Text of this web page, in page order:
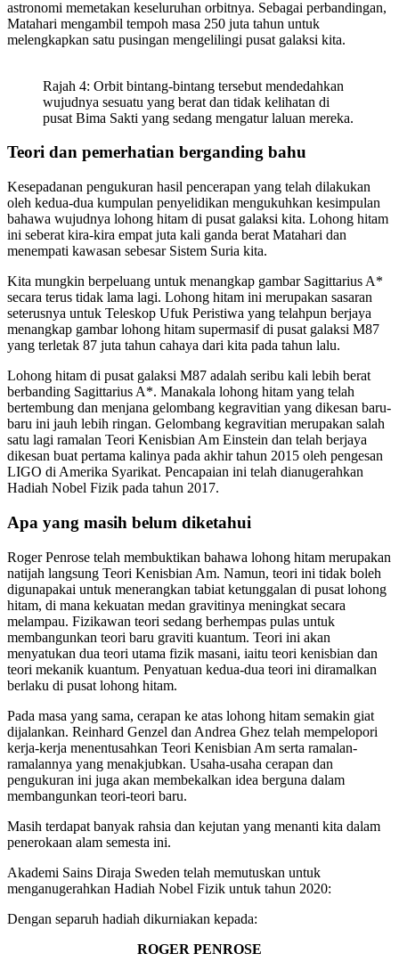
astronomi memetakan keseluruhan orbitnya. Sebagai perbandingan,
Matahari mengambil tempoh masa 250 juta tahun untuk
melengkapkan satu pusingan mengelilingi pusat galaksi kita.
Rajah 4: Orbit bintang-bintang tersebut mendedahkan
wujudnya sesuatu yang berat dan tidak kelihatan di
pusat Bima Sakti yang sedang mengatur laluan mereka.
Teori dan pemerhatian berganding bahu
Kesepadanan pengukuran hasil pencerapan yang telah dilakukan
oleh kedua-dua kumpulan penyelidikan mengukuhkan kesimpulan
bahawa wujudnya lohong hitam di pusat galaksi kita. Lohong hitam
ini seberat kira-kira empat juta kali ganda berat Matahari dan
menempati kawasan sebesar Sistem Suria kita.
Kita mungkin berpeluang untuk menangkap gambar Sagittarius A*
secara terus tidak lama lagi. Lohong hitam ini merupakan sasaran
seterusnya untuk Teleskop Ufuk Peristiwa yang telahpun berjaya
menangkap gambar lohong hitam supermasif di pusat galaksi M87
yang terletak 87 juta tahun cahaya dari kita pada tahun lalu.
Lohong hitam di pusat galaksi M87 adalah seribu kali lebih berat
berbanding Sagittarius A*. Manakala lohong hitam yang telah
bertembung dan menjana gelombang kegravitian yang dikesan baru-
baru ini jauh lebih ringan. Gelombang kegravitian merupakan salah
satu lagi ramalan Teori Kenisbian Am Einstein dan telah berjaya
dikesan buat pertama kalinya pada akhir tahun 2015 oleh pengesan
LIGO di Amerika Syarikat. Pencapaian ini telah dianugerahkan
Hadiah Nobel Fizik pada tahun 2017.
Apa yang masih belum diketahui
Roger Penrose telah membuktikan bahawa lohong hitam merupakan
natijah langsung Teori Kenisbian Am. Namun, teori ini tidak boleh
digunapakai untuk menerangkan tabiat ketunggalan di pusat lohong
hitam, di mana kekuatan medan gravitinya meningkat secara
melampau. Fizikawan teori sedang berhempas pulas untuk
membangunkan teori baru graviti kuantum. Teori ini akan
menyatukan dua teori utama fizik masani, iaitu teori kenisbian dan
teori mekanik kuantum. Penyatuan kedua-dua teori ini diramalkan
berlaku di pusat lohong hitam.
Pada masa yang sama, cerapan ke atas lohong hitam semakin giat
dijalankan. Reinhard Genzel dan Andrea Ghez telah mempelopori
kerja-kerja menentusahkan Teori Kenisbian Am serta ramalan-
ramalannya yang menakjubkan. Usaha-usaha cerapan dan
pengukuran ini juga akan membekalkan idea berguna dalam
membangunkan teori-teori baru.
Masih terdapat banyak rahsia dan kejutan yang menanti kita dalam
penerokaan alam semesta ini.
Akademi Sains Diraja Sweden telah memutuskan untuk
menganugerahkan Hadiah Nobel Fizik untuk tahun 2020:
Dengan separuh hadiah dikurniakan kepada:
ROGER PENROSE